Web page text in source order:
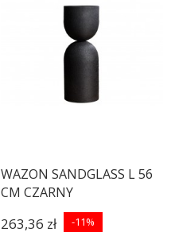
WAZON SANDGLASS L 56
CM CZARNY
263,36 zł -11%